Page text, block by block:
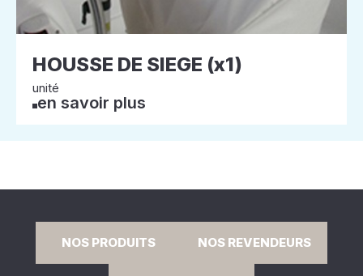
HOUSSE DE SIEGE (x1)
unité
en savoir plus
NOS PRODUITS NOS REVENDEURS